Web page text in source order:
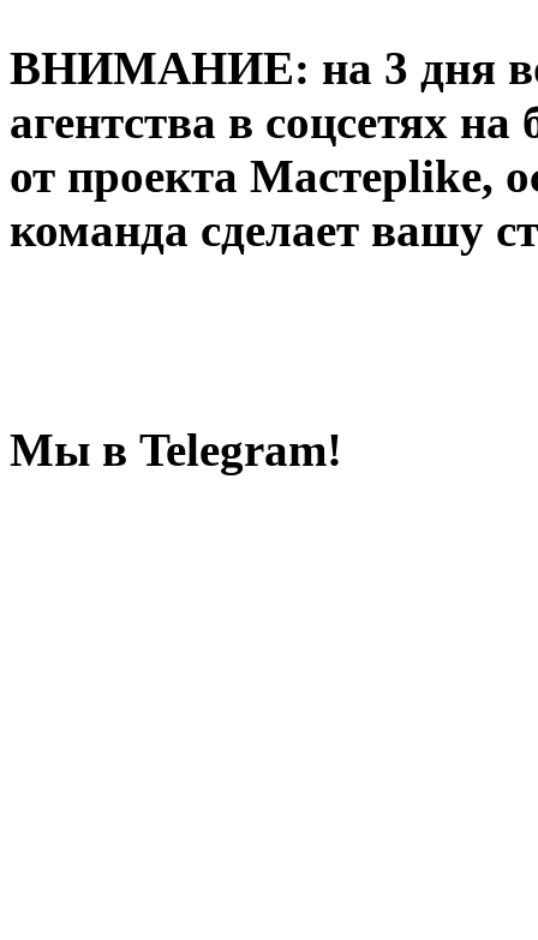
ВНИМАНИЕ: на 3 дня
агентства в соцсетях
от проекта Мастерlike,
команда сделает вашу
Мы в Telegram!